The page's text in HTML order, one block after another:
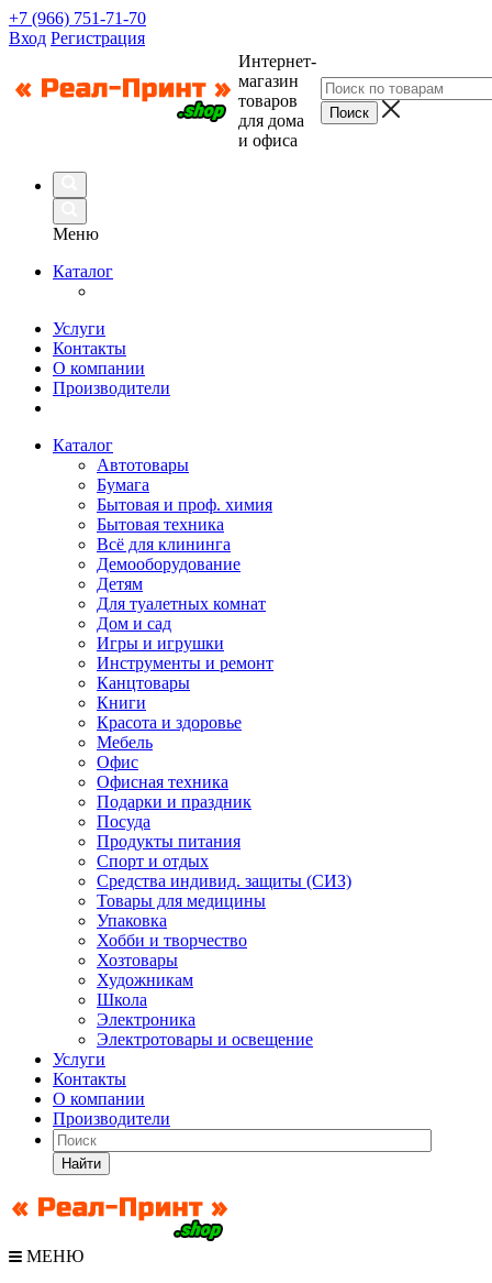
+7 (966) 751-71-70
Вход Регистрация
Интернет-
магазин
товаров
для дома
и офиса
Меню
Каталог
Услуги
Контакты
О компании
Производители
Каталог
Автотовары
Бумага
Бытовая и проф. химия
Бытовая техника
Всё для клининга
Демооборудование
Детям
Для туалетных комнат
Дом и сад
Игры и игрушки
Инструменты и ремонт
Канцтовары
Книги
Красота и здоровье
Мебель
Офис
Офисная техника
Подарки и праздник
Посуда
Продукты питания
Спорт и отдых
Средства индивид. защиты (СИЗ)
Товары для медицины
Упаковка
Хобби и творчество
Хозтовары
Художникам
Школа
Электроника
Электротовары и освещение
Услуги
Контакты
О компании
Производители
Найти
МЕНЮ